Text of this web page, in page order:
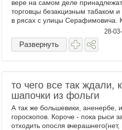
вере на самом деле
торговцы безакцизным табаком
в рясах с улицы Серафимовича. К
28-
Развернуть
то чего все так ждали,
шапочки из фольги
А так же большевики, аненербе,
гороскопов. Короче - пока рыси
отходить опосля